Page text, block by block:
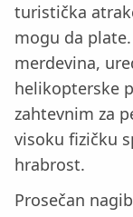
turistička
mogu da
merdevina,
helikopterske
zahtevnim za
visoku fizičku
hrabrost.
Prosečan